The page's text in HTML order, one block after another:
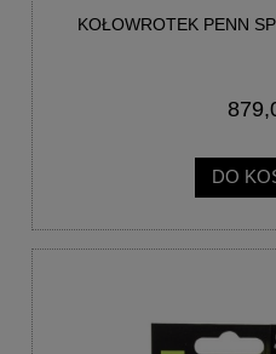
KOŁOWROTEK PENN
DO